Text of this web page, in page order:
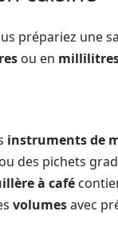
prépariez une
ou en
instruments de
ou des pichets
à café
volumesavec